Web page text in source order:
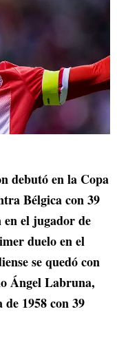
en la Copa
Bélgica con 39
en el jugador de
duelo en el
se quedó con
Ángel Labruna,
1958 con 39